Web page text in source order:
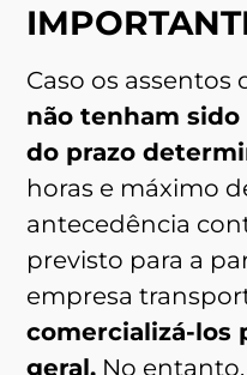
Caso os assentos
não tenham
do prazo
horas e máximo
antecedência
previsto para a
empresa
comercializá-los
geral. No